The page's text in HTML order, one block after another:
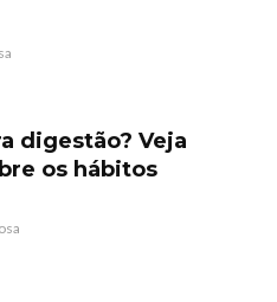
digestão? Veja
os hábitos